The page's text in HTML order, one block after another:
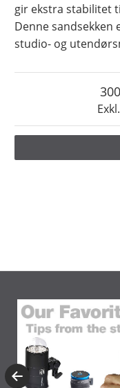
gir ekstra stabilitet
Denne sandsekken
studio- og